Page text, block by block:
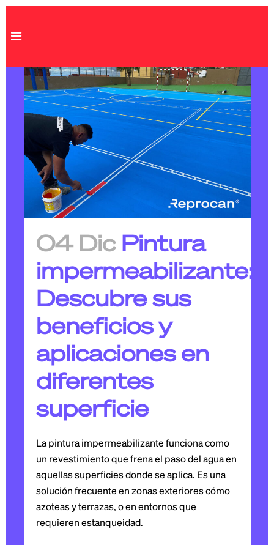
04 DicPintura
impermeabilizante:
Descubre sus
beneficios y
aplicaciones en
diferentes
superficie
La pintura impermeabilizante funciona como
un revestimiento que frena el paso del agua en
aquellas superficies donde se aplica. Es una
solución frecuente en zonas exteriores cómo
azoteas y terrazas, o en entornos que
requieren estanqueidad.